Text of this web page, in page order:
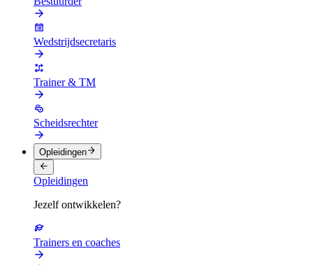
Wedstrijdsecretaris
Trainer & TM
Scheidsrechter
Opleidingen
Opleidingen
Jezelf ontwikkelen?
Trainers en coaches